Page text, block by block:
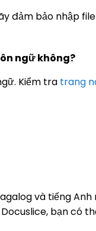
đảm bảo nhập
ngữ không?
Kiểm tra trang
và tiếng
bạn